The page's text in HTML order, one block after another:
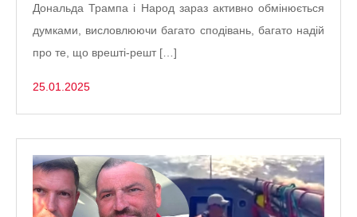
Дональда Трампа і Народ зараз активно обмінюється
думками, висловлюючи багато сподівань, багато надій
про те, що врешті-решт […]
25.01.2025